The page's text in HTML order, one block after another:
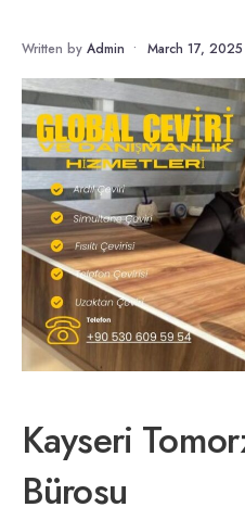
Written by Admin • March 17, 2025
Kayseri
Bürosu